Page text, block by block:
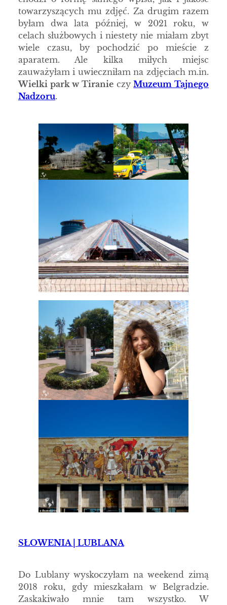
towarzyszących mu zdjęć. Za drugim razem
byłam dwa lata później, w 2021 roku, w
celach służbowych i niestety nie miałam zbyt
wiele czasu, by pochodzić po mieście z
aparatem. Ale kilka miłych miejsc
zauważyłam i uwieczniłam na zdjęciach m.in.
Wielki park w Tiranie czyMuzeum Tajnego
Nadzoru.
SŁOWENIA | LUBLANA
Do Lublany wyskoczyłam na weekend zimą
2018 roku, gdy mieszkałam w Belgradzie.
Zaskakiwało mnie tam wszystko. W